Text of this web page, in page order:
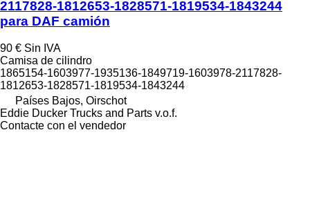
2117828-1812653-1828571-1819534-1843244
para DAF camión
90 € Sin IVA
Camisa de cilindro
1865154-1603977-1935136-1849719-1603978-2117828-
1812653-1828571-1819534-1843244
Países Bajos, Oirschot
Eddie Ducker Trucks and Parts v.o.f.
Contacte con el vendedor